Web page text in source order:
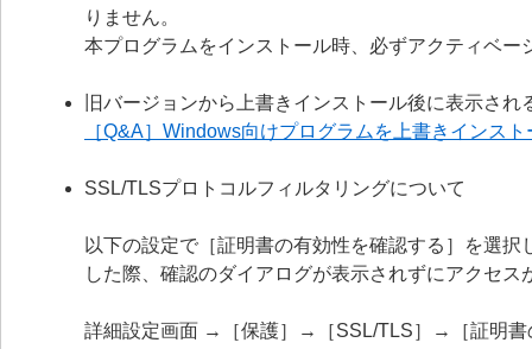
りません。
本プログラムをインストール時、必ずアクティベ
旧バージョンから上書きインストール後に表示され
［Q&A］Windows向けプログラムを上書きインス
SSL/TLSプロトコルフィルタリングについて
以下の設定で［証明書の有効性を確認する］を選
した際、確認のダイアログが表示されずにアクセ
詳細設定画面 →［保護］→［SSL/TLS］→［証明書